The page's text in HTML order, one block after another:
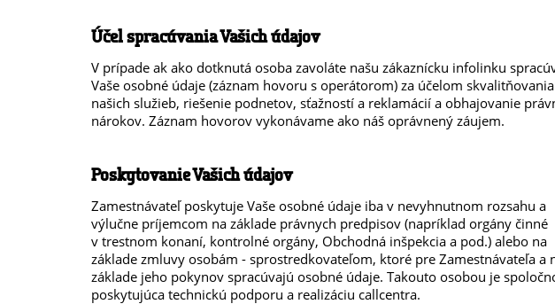
Účel spracúvania Vašich údajov
V prípade ak ako dotknutá osoba zavoláte našu zákaznícku infolinku
Vaše osobné údaje (záznam hovoru s operátorom) za účelom skvalitňovania
našich služieb, riešenie podnetov, sťažností a reklamácií a obhajovanie
nárokov. Záznam hovorov vykonávame ako náš oprávnený záujem.
Poskytovanie Vašich údajov
Zamestnávateľ poskytuje Vaše osobné údaje iba v nevyhnutnom rozsahu a
výlučne príjemcom na základe právnych predpisov (napríklad orgány činné
v trestnom konaní, kontrolné orgány, Obchodná inšpekcia a pod.) alebo na
základe zmluvy osobám - sprostredkovateľom, ktoré pre Zamestnávateľa a
základe jeho pokynov spracúvajú osobné údaje. Takouto osobou je
poskytujúca technickú podporu a realizáciu callcentra.